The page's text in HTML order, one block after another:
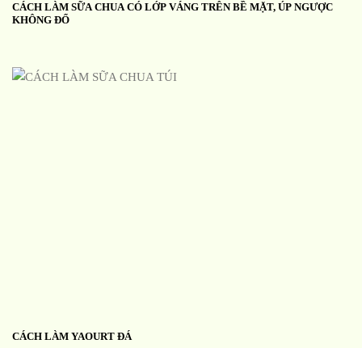
CÁCH LÀM SỮA CHUA CÓ LỚP VÁNG TRÊN BỀ MẶT, ÚP NGƯỢC
KHÔNG ĐỔ
CÁCH LÀM YAOURT ĐÁ